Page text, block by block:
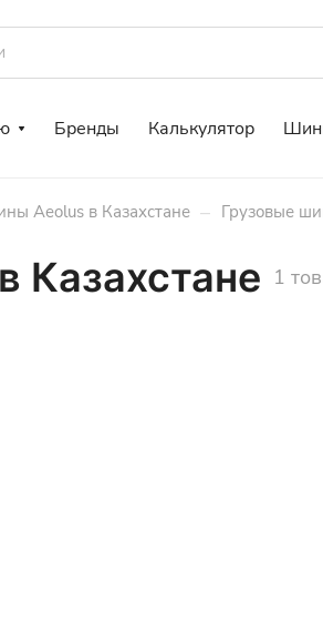
Бренды Калькулятор
Aeolus в Казахстане – Грузовые
Казахстане 1